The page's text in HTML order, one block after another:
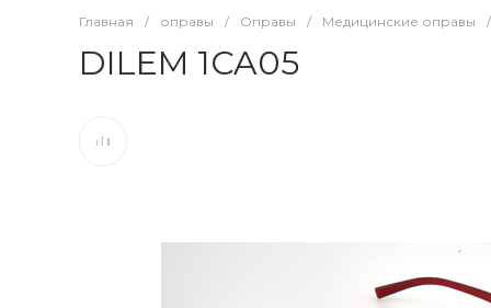
Главная / оправы / Оправы / Медицинские оправы /
DILEM 1CA05